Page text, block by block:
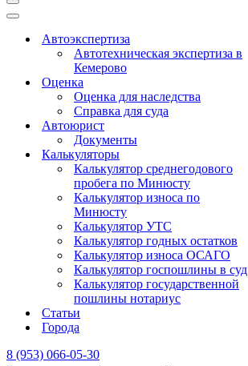
Меню
навигации
Меню
навигацииАвтоэкспертиза
Автотехническая экспертиза в
Кемерово
Оценка
Оценка для наследства
Справка для суда
Автоюрист
Документы
Калькуляторы
Калькулятор среднегодового
пробега по Минюсту
Калькулятор износа по
Минюсту
Калькулятор УТС
Калькулятор годных остатков
Калькулятор износа ОСАГО
Калькулятор госпошлины в суд
Калькулятор государственной
пошлины нотариус
Статьи
Города
8 (953) 066-05-30